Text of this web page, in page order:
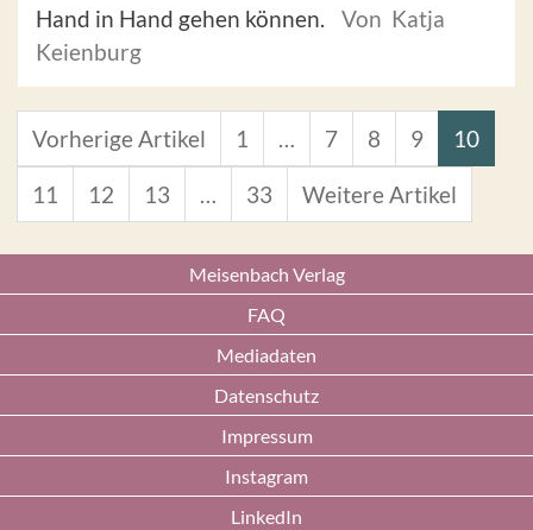
Hand in Hand gehen können.
Von Katja
Keienburg
Vorherige Artikel 1 … 7 8 9 10
11 12 13 … 33 Weitere Artikel
Meisenbach Verlag
FAQ
Mediadaten
Datenschutz
Impressum
Instagram
LinkedIn